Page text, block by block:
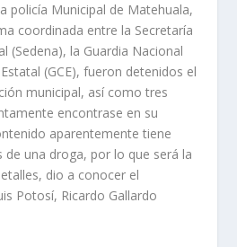
policía Municipal de Matehuala,
coordinada entre la Secretaría
(Sedena), la Guardia Nacional
(GCE), fueron detenidos el
municipal, así como tres
encontrase en su
aparentemente tiene
de una droga, por lo que será la
dio a conocer el
Potosí, Ricardo Gallardo